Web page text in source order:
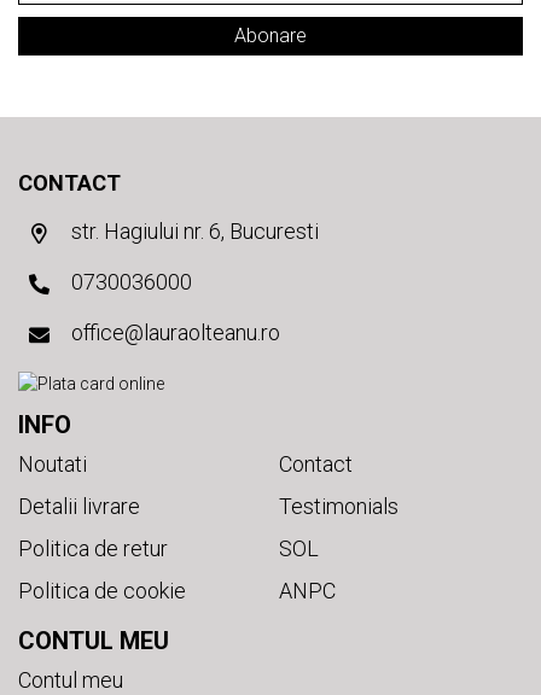
Abonare
CONTACT
str. Hagiului nr. 6, Bucuresti
0730036000
office@lauraolteanu.ro
INFO
Noutati
Detalii livrare
Politica de retur
Politica de cookie
Contact
Testimonials
SOL
ANPC
CONTUL MEU
Contul meu